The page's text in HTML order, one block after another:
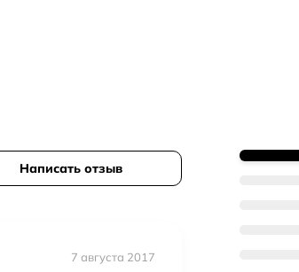
Написать отзыв
7 августа 2017